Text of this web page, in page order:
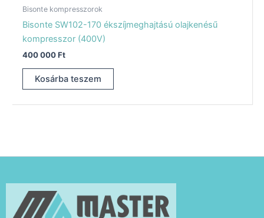
Bisonte kompresszorok
Bisonte SW102-170 ékszíjmeghajtású olajkenésű
kompresszor (400V)
400 000Ft
Kosárba teszem